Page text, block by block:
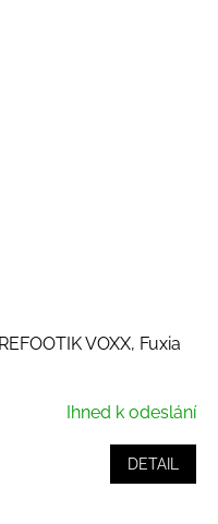
VOXX, Fuxia
Ihned k odeslání
DETAIL